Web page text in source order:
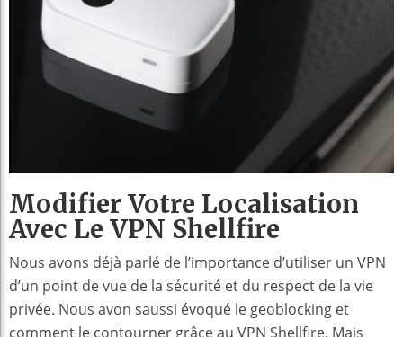
Modifier Votre Localisation
Avec Le VPN Shellfire
Nous avons déjà parlé de l’importance d’utiliser un VPN
d’un point de vue de la sécurité et du respect de la vie
privée. Nous avon saussi évoqué le geoblocking et
comment le contourner grâce au VPN Shellfire. Mais